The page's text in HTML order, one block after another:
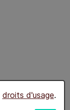
droits d'usage.